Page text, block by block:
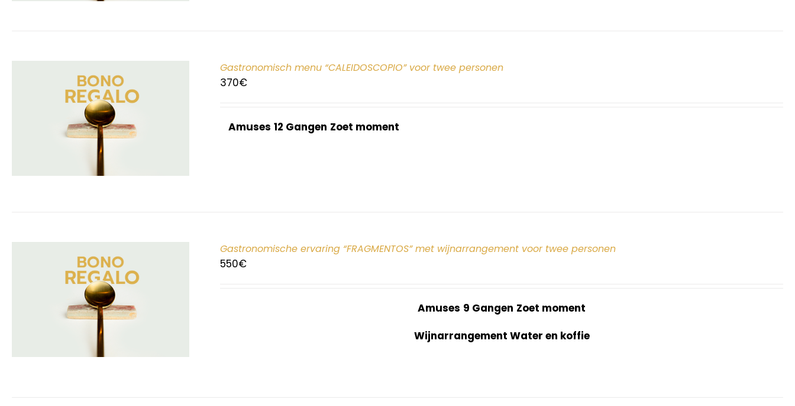
Gastronomisch menu “CALEIDOSCOPIO” voor twee personen
370€
Amuses 12 Gangen Zoet moment
Gastronomische ervaring “FRAGMENTOS” met wijnarrangement voor twee personen
550€
Amuses 9 Gangen Zoet moment
Wijnarrangement Water en koffie